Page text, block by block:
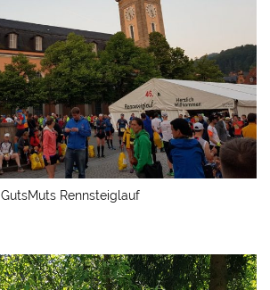
GutsMuts Rennsteiglauf